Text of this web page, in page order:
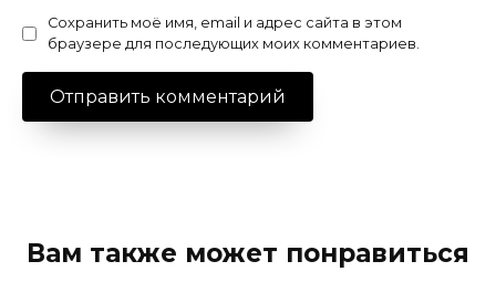
Сохранить моё имя, email и адрес сайта в этом
браузере для последующих моих комментариев.
Вам также может понравиться